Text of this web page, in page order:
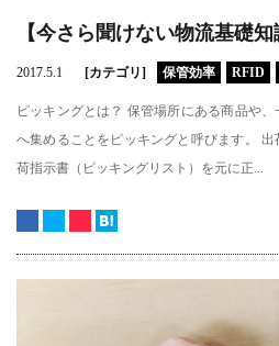
【今さら聞けない物流基礎
2017.5.1 [カテゴリ] 保管効率 RFID
ピッキングとは？ 保管場所にある商品や
へ集めることをピッキングと呼びます。
荷指示書（ピッキングリスト）を元に正...